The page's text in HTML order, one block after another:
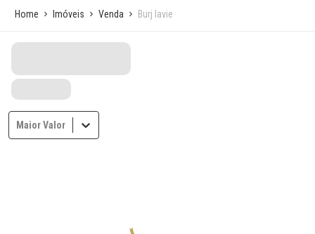
Home Imóveis Venda Burj lavie
Maior Valor